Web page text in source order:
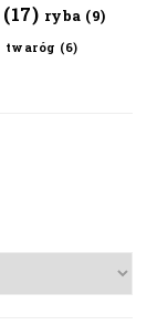
(17) ryba (9)
twaróg (6)